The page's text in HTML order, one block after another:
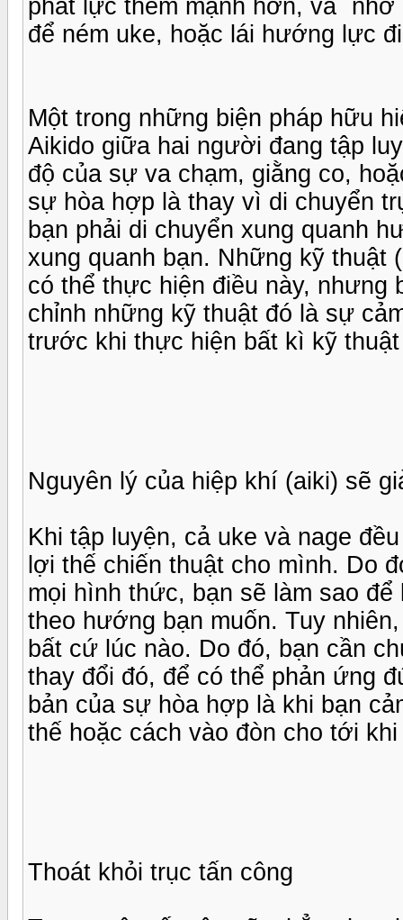
phát lực thêm mạnh hơn, va`
để ném uke, hoặc lái hướng lực
Một trong những biện pháp hữu
Aikido giữa hai người đang tập
độ của sự va chạm, giằng co,
sự hòa hợp là thay vì di chuyển
bạn phải di chuyển xung quanh
xung quanh bạn. Những kỹ thuật
có thể thực hiện điều này, nhưng
chỉnh những kỹ thuật đó là sự
trước khi thực hiện bất kì kỹ
Nguyên lý của hiệp khí (aiki) sẽ
Khi tập luyện, cả uke và nage
lợi thế chiến thuật cho mình. Do
mọi hình thức, bạn sẽ làm sao
theo hướng bạn muốn. Tuy
bất cứ lúc nào. Do đó, bạn cần
thay đổi đó, để có thể phản ứng
bản của sự hòa hợp là khi bạn
thế hoặc cách vào đòn cho tới
Thoát khỏi trục tấn công